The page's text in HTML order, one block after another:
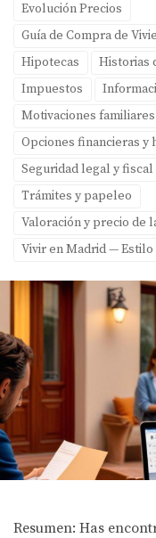
Evolución Precios
Guía de Compra de
Hipotecas
Historias
Impuestos
Motivaciones
Opciones financieras y
Seguridad legal y
Trámites y papeleo
Valoración y precio de
Vivir en Madrid —
Resumen: Has